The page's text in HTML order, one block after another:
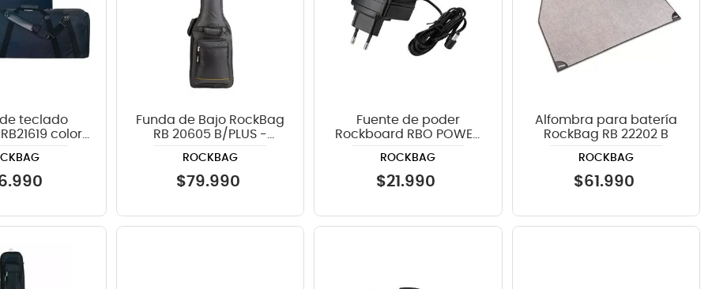
teclado
color
.990
Funda de Bajo RockBag
RB 20605 B/PLUS -
ROCKBAG
$79.990
Fuente de poder
Rockboard RBO POWER
ROCKBAG
$21 .990
Alfombra para batería
RockBag RB 22202 B
ROCKBAG
$61 .990